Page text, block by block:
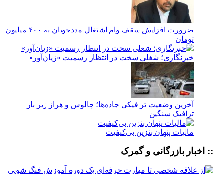
ضرورت افزایش سقف وام اشتغال مددجویان به ۴۰۰ میلیون
تومان
خبرنگاری؛ شغلی سخت در انتظار رسمیت «زیان‌آور»
آخرین وضعیت ترافیکی جاده‌ها؛ چالوس و هراز زیر بار
ترافیک سنگین
مالیات پنهان بنزین بی‌کیفیت
:: اخبار بازرگانی و گمرک